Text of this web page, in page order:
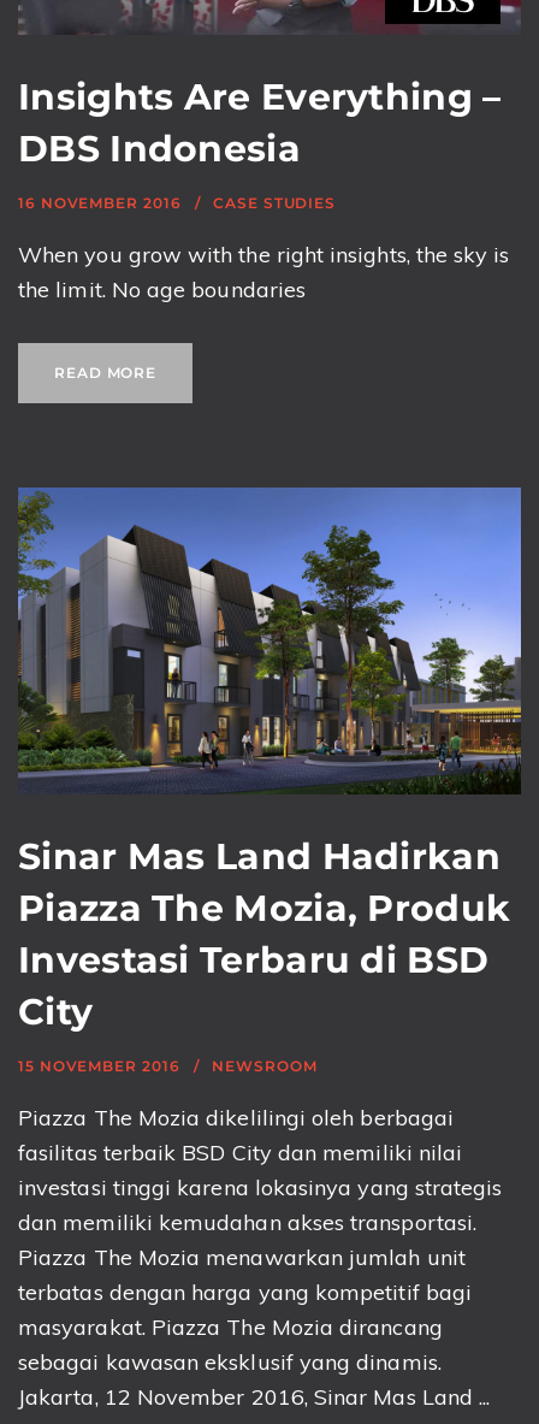
Insights Are Everything –
DBS Indonesia
16 NOVEMBER 2016 CASE STUDIES
When you grow with the right insights, the sky is
the limit. No age boundaries
READ MORE
Sinar Mas Land Hadirkan
Piazza The Mozia, Produk
Investasi Terbaru di BSD
City
15 NOVEMBER 2016 NEWSROOM
Piazza The Mozia dikelilingi oleh berbagai
fasilitas terbaik BSD City dan memiliki nilai
investasi tinggi karena lokasinya yang strategis
dan memiliki kemudahan akses transportasi.
Piazza The Mozia menawarkan jumlah unit
terbatas dengan harga yang kompetitif bagi
masyarakat. Piazza The Mozia dirancang
sebagai kawasan eksklusif yang dinamis.
Jakarta, 12 November 2016, Sinar Mas Land ...